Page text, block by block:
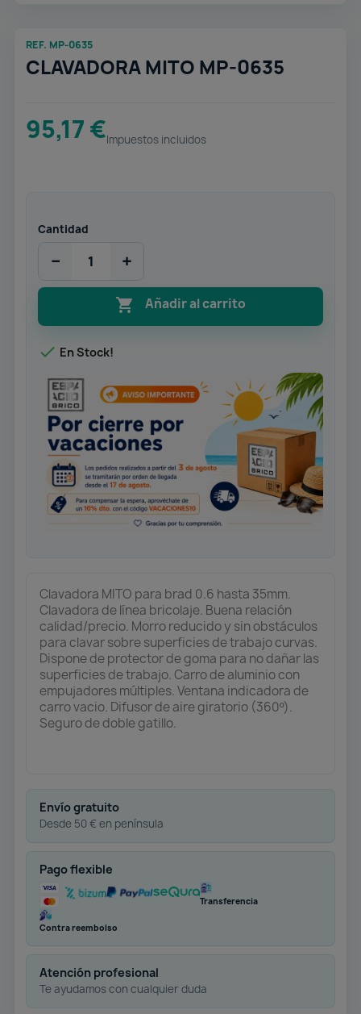
REF. MP-0635
CLAVADORA MITO MP-0635
95,17 €Impuestos incluidos
Cantidad
− +
 Añadir al carrito
 En Stock!
Clavadora MITO para brad 0.6 hasta 35mm.
Clavadora de línea bricolaje. Buena relación
calidad/precio. Morro reducido y sin obstáculos
para clavar sobre superficies de trabajo curvas.
Dispone de protector de goma para no dañar las
superficies de trabajo. Carro de aluminio con
empujadores múltiples. Ventana indicadora de
carro vacio. Difusor de aire giratorio (360º).
Seguro de doble gatillo.
Envío gratuito
Desde 50 € en península
Pago flexible
Transferencia
Contra reembolso
Atención profesional
Te ayudamos con cualquier duda